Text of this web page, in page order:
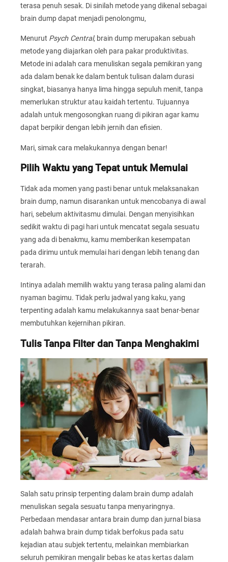
terasa penuh sesak. Di sinilah metode yang dikenal sebagai
brain dump dapat menjadi penolongmu,
Menurut Psych Central, brain dump merupakan sebuah
metode yang diajarkan oleh para pakar produktivitas.
Metode ini adalah cara menuliskan segala pemikiran yang
ada dalam benak ke dalam bentuk tulisan dalam durasi
singkat, biasanya hanya lima hingga sepuluh menit, tanpa
memerlukan struktur atau kaidah tertentu. Tujuannya
adalah untuk mengosongkan ruang di pikiran agar kamu
dapat berpikir dengan lebih jernih dan efisien.
Mari, simak cara melakukannya dengan benar!
Pilih Waktu yang Tepat untuk Memulai
Tidak ada momen yang pasti benar untuk melaksanakan
brain dump, namun disarankan untuk mencobanya di awal
hari, sebelum aktivitasmu dimulai. Dengan menyisihkan
sedikit waktu di pagi hari untuk mencatat segala sesuatu
yang ada di benakmu, kamu memberikan kesempatan
pada dirimu untuk memulai hari dengan lebih tenang dan
terarah.
Intinya adalah memilih waktu yang terasa paling alami dan
nyaman bagimu. Tidak perlu jadwal yang kaku, yang
terpenting adalah kamu melakukannya saat benar-benar
membutuhkan kejernihan pikiran.
Tulis Tanpa Filter dan Tanpa Menghakimi
Salah satu prinsip terpenting dalam brain dump adalah
menuliskan segala sesuatu tanpa menyaringnya.
Perbedaan mendasar antara brain dump dan jurnal biasa
adalah bahwa brain dump tidak berfokus pada satu
kejadian atau subjek tertentu, melainkan membiarkan
seluruh pemikiran mengalir bebas ke atas kertas dalam